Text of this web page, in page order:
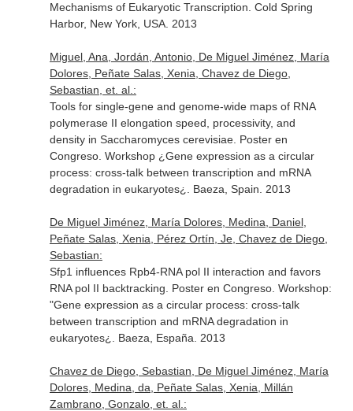
Mechanisms of Eukaryotic Transcription. Cold Spring
Harbor, New York, USA. 2013
Miguel, Ana, Jordán, Antonio, De Miguel Jiménez, María
Dolores, Peñate Salas, Xenia, Chavez de Diego,
Sebastian, et. al.:
Tools for single-gene and genome-wide maps of RNA
polymerase II elongation speed, processivity, and
density in Saccharomyces cerevisiae. Poster en
Congreso. Workshop ¿Gene expression as a circular
process: cross-talk between transcription and mRNA
degradation in eukaryotes¿. Baeza, Spain. 2013
De Miguel Jiménez, María Dolores, Medina, Daniel,
Peñate Salas, Xenia, Pérez Ortín, Je, Chavez de Diego,
Sebastian:
Sfp1 influences Rpb4-RNA pol II interaction and favors
RNA pol II backtracking. Poster en Congreso. Workshop:
"Gene expression as a circular process: cross-talk
between transcription and mRNA degradation in
eukaryotes¿. Baeza, España. 2013
Chavez de Diego, Sebastian, De Miguel Jiménez, María
Dolores, Medina, da, Peñate Salas, Xenia, Millán
Zambrano, Gonzalo, et. al.: